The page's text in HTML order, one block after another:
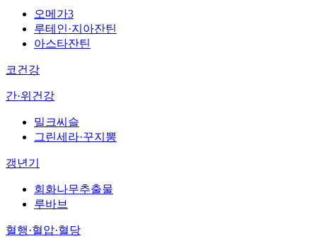
오메가3
루테인·지아잔틴
아스타잔틴
코건강
간·위건강
밀크씨슬
그린세라·꾸지뽕
갱년기
회화나무추출물
루바브
혈행·혈압·혈당